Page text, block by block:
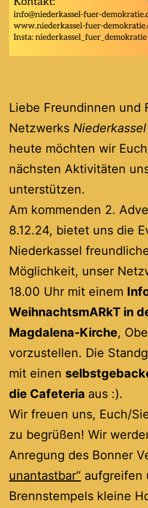
Liebe Freundinnen und
Netzwerks
heute möchten wir
nächsten Aktivitäten
unterstützen.
Am kommenden 2.
8.12.24, bietet uns die
Niederkassel
Möglichkeit, unser
18.00 Uhr mit einem
WeihnachtsmARkT in
Magdalena-Kirche,
vorzustellen. Die
mit einen
die Cafeteria aus :).
Wir freuen uns, Euch/
zu begrüßen! Wir
Anregung des Bonner
unantastbar“ aufgreifen
Brennstempels kleine